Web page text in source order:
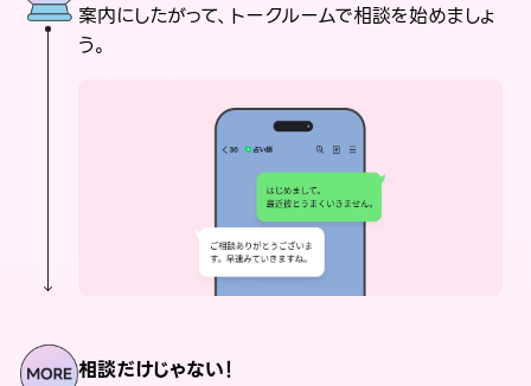
案内にしたがって、トークルームで相談を始めましょ
う。
相談だけじゃない！